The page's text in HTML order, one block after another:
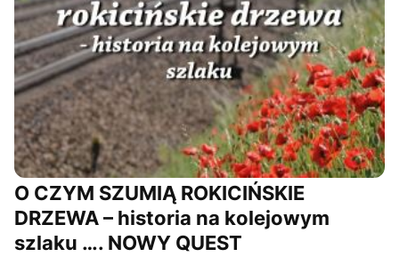
O CZYM SZUMIĄ ROKICIŃSKIE
DRZEWA – historia na kolejowym
szlaku …. NOWY QUEST